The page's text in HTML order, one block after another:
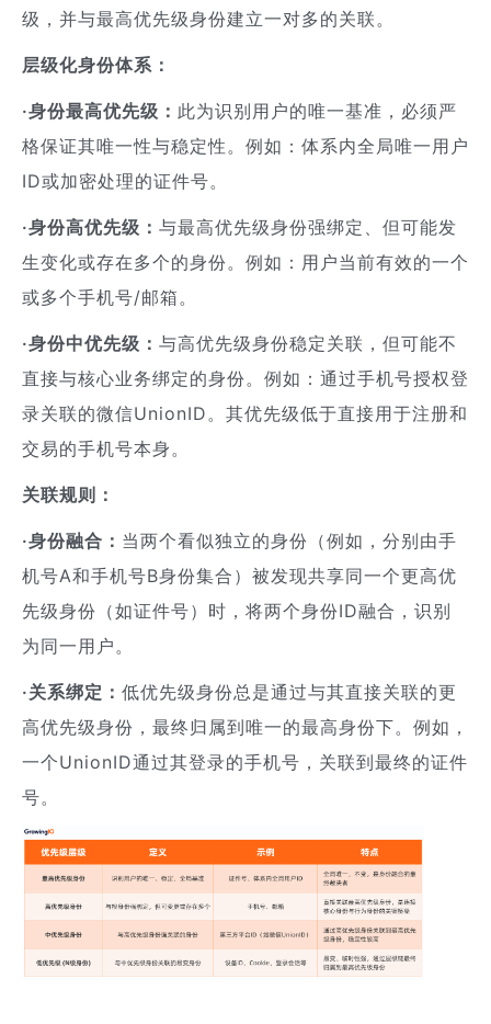
级，并与最高优先级身份建立一对多的关联。
层级化身份体系：
·身份最高优先级： 此为识别用户的唯一基准，必须严
格保证其唯一性与稳定性。例如：体系内全局唯一用户
ID或加密处理的证件号。
·身份高优先级： 与最高优先级身份强绑定、但可能发
生变化或存在多个的身份。例如：用户当前有效的一个
或多个手机号/邮箱。
·身份中优先级： 与高优先级身份稳定关联，但可能不
直接与核心业务绑定的身份。例如：通过手机号授权登
录关联的微信UnionID。其优先级低于直接用于注册和
交易的手机号本身。
关联规则：
·身份融合： 当两个看似独立的身份（例如，分别由手
机号A和手机号B身份集合）被发现共享同一个更高优
先级身份（如证件号）时，将两个身份ID融合，识别
为同一用户。
·关系绑定： 低优先级身份总是通过与其直接关联的更
高优先级身份，最终归属到唯一的最高身份下。例如，
一个UnionID通过其登录的手机号，关联到最终的证件
号。